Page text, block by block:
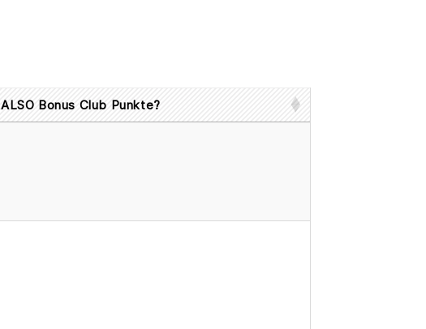
ALSO Bonus Club Punkte?